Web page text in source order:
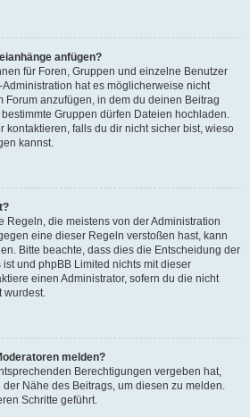
anfügen?
für Foren, Gruppen und einzelne Benutzer
hat es möglicherweise nicht
Forum anzufügen, in dem du deinen Beitrag
Gruppen dürfen Dateien hochladen.
kontaktieren, falls du dir nicht sicher bist, wieso
kannst.
Regeln, die meistens von der Administration
eine dieser Regeln verstoßen hast, kann
Bitte beachte, dass dies die Entscheidung der
und phpBB Limited nichts mit dieser
einen Administrator, sofern du die nicht
wurdest.
melden?
Berechtigungen vergeben hat,
Nähe des Beitrags, um diesen zu melden.
Schritte geführt.